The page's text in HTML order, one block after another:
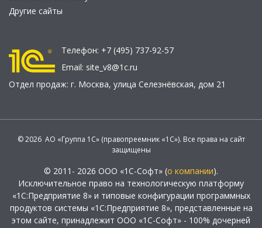
Другие сайты
Телефон: +7 (495) 737-92-57
Email: site_v8@1c.ru
Отдел продаж: г. Москва, улица Селезнёвская, дом 21
© 2026 АО «Группа 1С» (правопреемник «1С»). Все права на сайт
защищены
© 2011- 2026 ООО «1С-Софт» (о компании).
Исключительное право на технологическую платформу
«1С:Предприятие 8» и типовые конфигурации программных
продуктов системы «1С:Предприятие 8», представленные на
этом сайте, принадлежит ООО «1С-Софт» - 100% дочерней